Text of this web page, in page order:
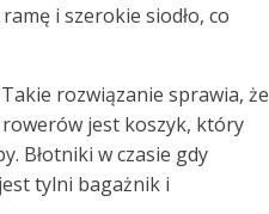
i szerokie siodło, co
rozwiązanie sprawia, że
rowerów jest koszyk, który
Błotniki w czasie gdy
tylni bagażnik i